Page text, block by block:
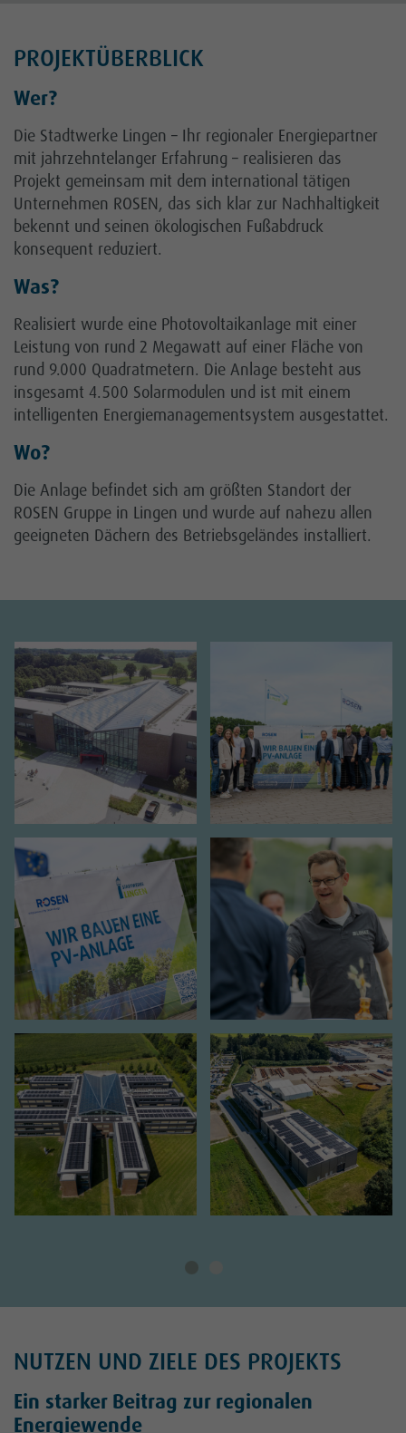
PROJEKTÜBERBLICK
Wer?
Die Stadtwerke Lingen – Ihr regionaler Energiepartner
mit jahrzehntelanger Erfahrung – realisieren das
Projekt gemeinsam mit dem international tätigen
Unternehmen ROSEN, das sich klar zur Nachhaltigkeit
bekennt und seinen ökologischen Fußabdruck
konsequent reduziert.
Was?
Realisiert wurde eine Photovoltaikanlage mit einer
Leistung von rund 2 Megawatt auf einer Fläche von
rund 9.000 Quadratmetern. Die Anlage besteht aus
insgesamt 4.500 Solarmodulen und ist mit einem
intelligenten Energiemanagementsystem ausgestattet.
Wo?
Die Anlage befindet sich am größten Standort der
ROSEN Gruppe in Lingen und wurde auf nahezu allen
geeigneten Dächern des Betriebsgeländes installiert.
NUTZEN UND ZIELE DES PROJEKTS
Ein starker Beitrag zur regionalen
Energiewende